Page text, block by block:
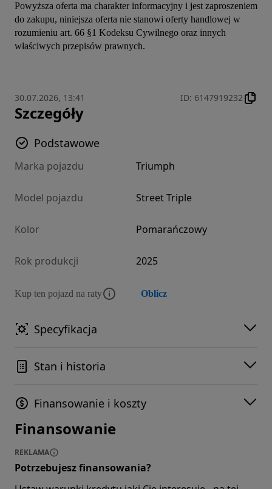
Powyższa oferta ma charakter informacyjny i jest zaproszeniem
do zakupu, niniejsza oferta nie stanowi oferty handlowej w
rozumieniu art. 66 §1 Kodeksu Cywilnego oraz innych
właściwych przepisów prawnych.
30.07.2026, 13:41 ID: 6147919232
Szczegóły
Podstawowe
Marka pojazdu Triumph
Model pojazdu Street Triple
Kolor Pomarańczowy
Rok produkcji 2025
Kup ten pojazd na raty Oblicz
Specyfikacja
Stan i historia
Finansowanie i koszty
Finansowanie
REKLAMA
Potrzebujesz finansowania?